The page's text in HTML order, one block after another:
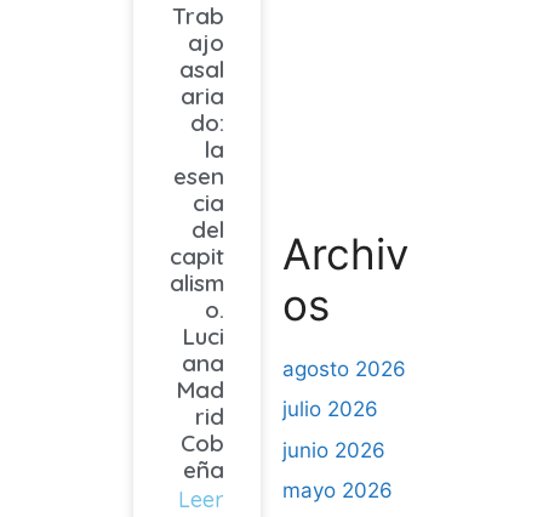
Archiv
os
agosto 2026
julio 2026
junio 2026
mayo 2026
Trab
ajo
asal
aria
do:
la
esen
cia
del
capit
alism
o.
Luci
ana
Mad
rid
Cob
eña
Leer